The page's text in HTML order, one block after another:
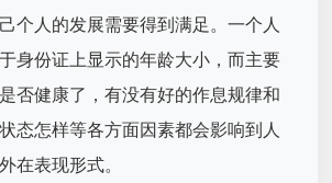
个人的发展需要得到满足。一个人
身份证上显示的年龄大小，而主要
否健康了，有没有好的作息规律和
态怎样等各方面因素都会影响到人
在表现形式。